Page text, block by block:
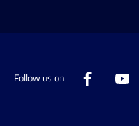
Follow us on